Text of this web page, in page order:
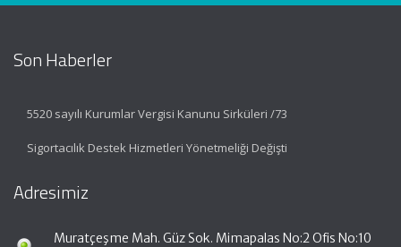
Son Haberler
5520 sayılı Kurumlar Vergisi Kanunu Sirküleri /73
Sigortacılık Destek Hizmetleri Yönetmeliği Değişti
Adresimiz
Muratçeşme Mah. Güz Sok. Mimapalas No:2 Ofis No:10